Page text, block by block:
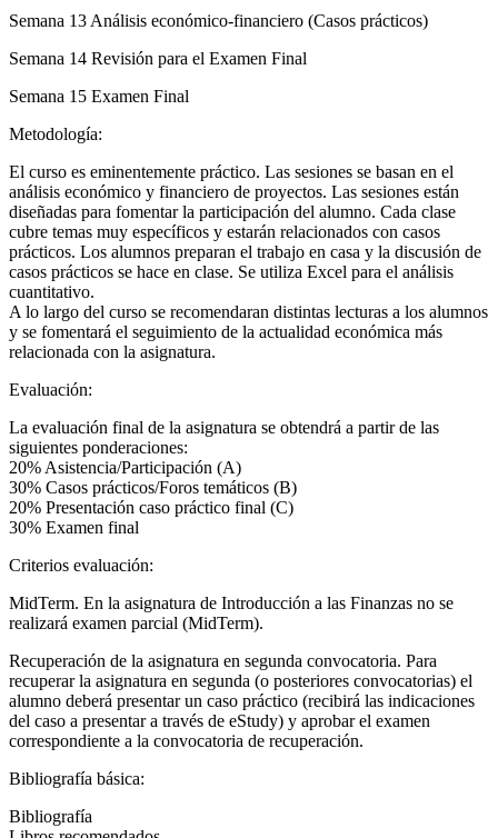
Semana 13 Análisis económico-financiero (Casos prácticos)
Semana 14 Revisión para el Examen Final
Semana 15 Examen Final
Metodología:
El curso es eminentemente práctico. Las sesiones se basan en el
análisis económico y financiero de proyectos. Las sesiones están
diseñadas para fomentar la participación del alumno. Cada clase
cubre temas muy específicos y estarán relacionados con casos
prácticos. Los alumnos preparan el trabajo en casa y la discusión de
casos prácticos se hace en clase. Se utiliza Excel para el análisis
cuantitativo.
A lo largo del curso se recomendaran distintas lecturas a los alumnos
y se fomentará el seguimiento de la actualidad económica más
relacionada con la asignatura.
Evaluación:
La evaluación final de la asignatura se obtendrá a partir de las
siguientes ponderaciones:
20% Asistencia/Participación (A)
30% Casos prácticos/Foros temáticos (B)
20% Presentación caso práctico final (C)
30% Examen final
Criterios evaluación:
MidTerm. En la asignatura de Introducción a las Finanzas no se
realizará examen parcial (MidTerm).
Recuperación de la asignatura en segunda convocatoria. Para
recuperar la asignatura en segunda (o posteriores convocatorias) el
alumno deberá presentar un caso práctico (recibirá las indicaciones
del caso a presentar a través de eStudy) y aprobar el examen
correspondiente a la convocatoria de recuperación.
Bibliografía básica:
Bibliografía